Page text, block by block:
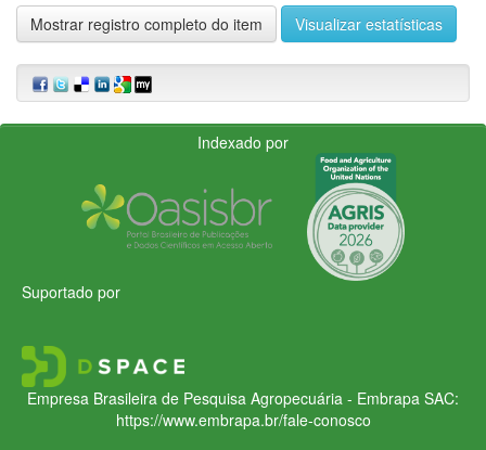
Mostrar registro completo do item Visualizar estatísticas
Indexado por
Suportado por
Empresa Brasileira de Pesquisa Agropecuária - Embrapa SAC:
https://www.embrapa.br/fale-conosco